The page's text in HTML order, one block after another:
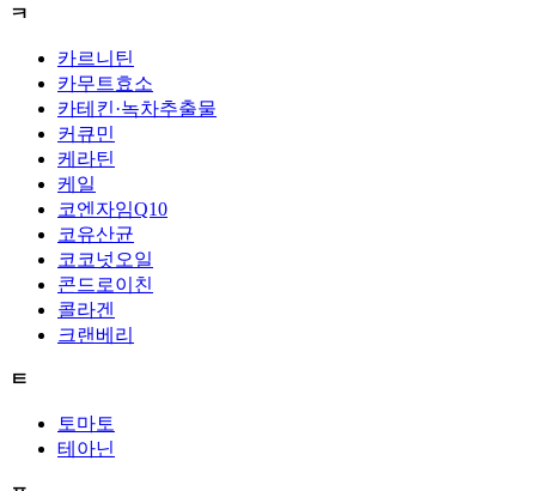
ㅋ
카르니틴
카무트효소
카테킨·녹차추출물
커큐민
케라틴
케일
코엔자임Q10
코유산균
코코넛오일
콘드로이친
콜라겐
크랜베리
ㅌ
토마토
테아닌